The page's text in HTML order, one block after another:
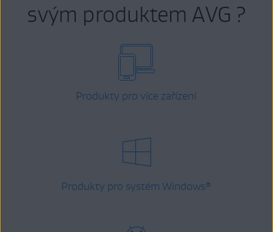
svým produktem AVG ?
Produkty pro více zařízení
Produkty pro systém Windows®